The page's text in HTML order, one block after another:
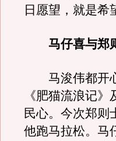
日愿望，就是希
马仔喜与郑
马浚伟都开心
《肥猫流浪记
民心。今次郑则
他跑马拉松。马